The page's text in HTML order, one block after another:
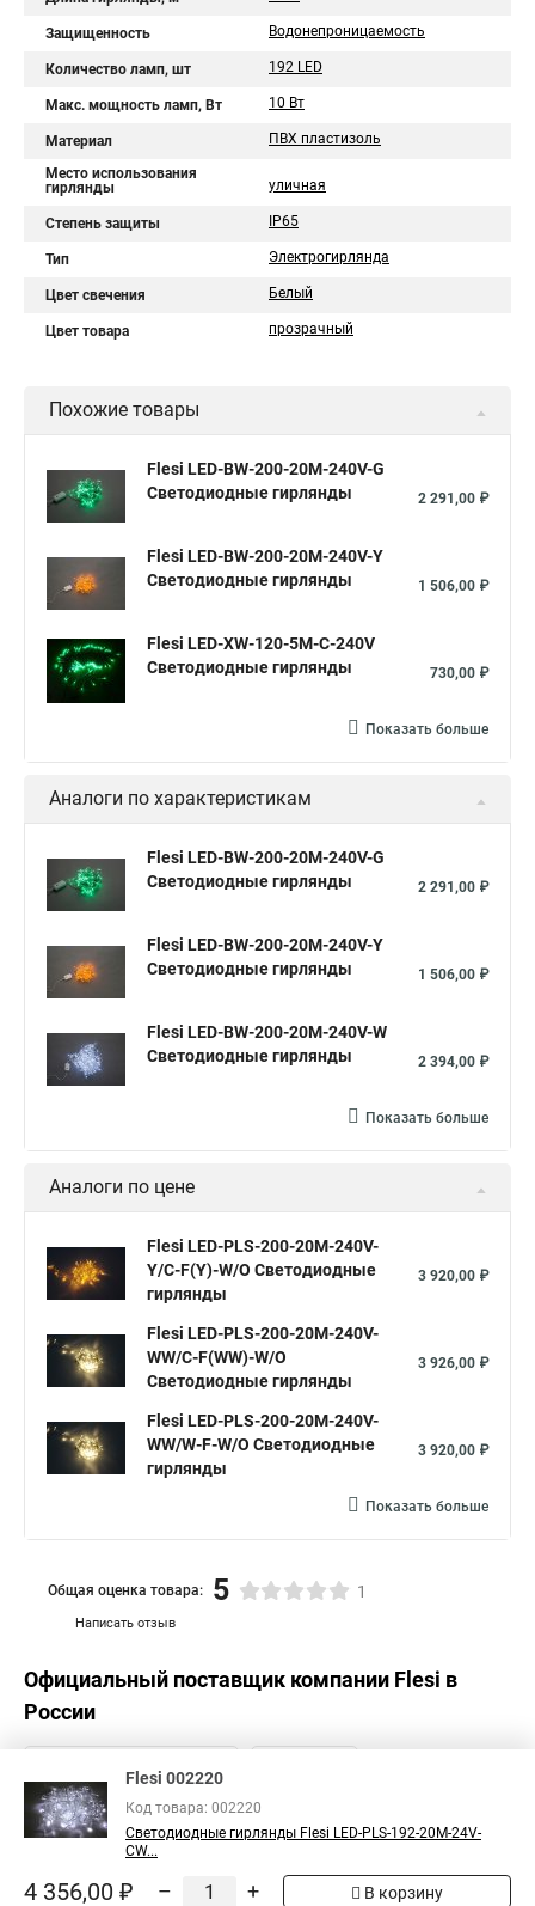
Защищенность Водонепроницаемость
Количество ламп, шт 192 LED
Макс. мощность ламп, Вт 10 Вт
Материал ПВХ пластизоль
Место использования
гирлянды
уличная
Степень защиты IP65
Тип Электрогирлянда
Цвет свечения Белый
Цвет товара прозрачный
Похожие товары
Flesi LED-BW-200-20M-240V-G
Светодиодные гирлянды
2 291,00 ₽
Flesi LED-BW-200-20M-240V-Y
Светодиодные гирлянды
1 506,00 ₽
Flesi LED-XW-120-5M-C-240V
Светодиодные гирлянды
730,00 ₽
Показать больше
Аналоги по характеристикам
Flesi LED-BW-200-20M-240V-G
Светодиодные гирлянды
2 291,00 ₽
Flesi LED-BW-200-20M-240V-Y
Светодиодные гирлянды
1 506,00 ₽
Flesi LED-BW-200-20M-240V-W
Светодиодные гирлянды
2 394,00 ₽
Показать больше
Аналоги по цене
Flesi LED-PLS-200-20M-240V-
Y/C-F(Y)-W/O Светодиодные
гирлянды
3 920,00 ₽
Flesi LED-PLS-200-20M-240V-
WW/C-F(WW)-W/O
Светодиодные гирлянды
3 926,00 ₽
Flesi LED-PLS-200-20M-240V-
WW/W-F-W/O Светодиодные
гирлянды
3 920,00 ₽
Показать больше
Написать отзыв
Общая оценка товара: 5 1
Официальный поставщик компании Flesi в
России
Flesi 002220
Код товара: 002220
Светодиодные гирлянды Flesi LED-PLS-192-20M-24V-
CW...
4 356,00 ₽ – + В корзину